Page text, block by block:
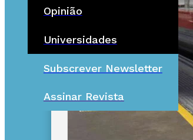
Opinião
Universidades
Subscrever Newsletter
Assinar Revista